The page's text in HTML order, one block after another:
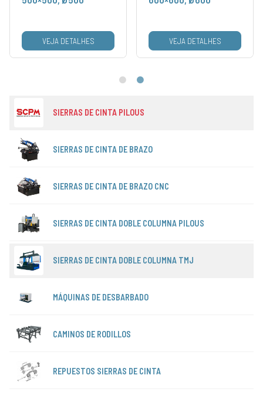
SIERRAS DE CINTA PILOUS
SIERRAS DE CINTA DE BRAZO
SIERRAS DE CINTA DE BRAZO CNC
SIERRAS DE CINTA DOBLE COLUMNA PILOUS
SIERRAS DE CINTA DOBLE COLUMNA TMJ
MÁQUINAS DE DESBARBADO
CAMINOS DE RODILLOS
REPUESTOS SIERRAS DE CINTA
VEJA DETALHES VEJA DETALHES